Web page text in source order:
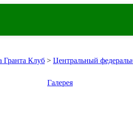
Гранта Клуб > Центральный
Галерея